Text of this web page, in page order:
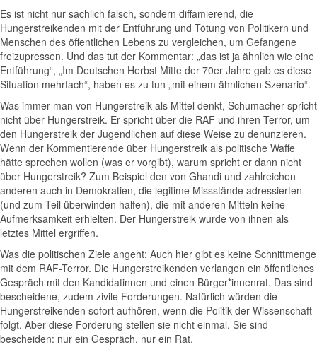
Es ist nicht nur sachlich falsch, sondern diffamierend, die
Hungerstreikenden mit der Entführung und Tötung von Politikern und
Menschen des öffentlichen Lebens zu vergleichen, um Gefangene
freizupressen. Und das tut der Kommentar: „das ist ja ähnlich wie eine
Entführung“, „Im Deutschen Herbst Mitte der 70er Jahre gab es diese
Situation mehrfach“, haben es zu tun „mit einem ähnlichen Szenario“.
Was immer man von Hungerstreik als Mittel denkt, Schumacher spricht
nicht über Hungerstreik. Er spricht über die RAF und ihren Terror, um
den Hungerstreik der Jugendlichen auf diese Weise zu denunzieren.
Wenn der Kommentierende über Hungerstreik als politische Waffe
hätte sprechen wollen (was er vorgibt), warum spricht er dann nicht
über Hungerstreik? Zum Beispiel den von Ghandi und zahlreichen
anderen auch in Demokratien, die legitime Missstände adressierten
(und zum Teil überwinden halfen), die mit anderen Mitteln keine
Aufmerksamkeit erhielten. Der Hungerstreik wurde von ihnen als
letztes Mittel ergriffen.
Was die politischen Ziele angeht: Auch hier gibt es keine Schnittmenge
mit dem RAF-Terror. Die Hungerstreikenden verlangen ein öffentliches
Gespräch mit den Kandidatinnen und einen Bürger*innenrat. Das sind
bescheidene, zudem zivile Forderungen. Natürlich würden die
Hungerstreikenden sofort aufhören, wenn die Politik der Wissenschaft
folgt. Aber diese Forderung stellen sie nicht einmal. Sie sind
bescheiden: nur ein Gespräch, nur ein Rat.